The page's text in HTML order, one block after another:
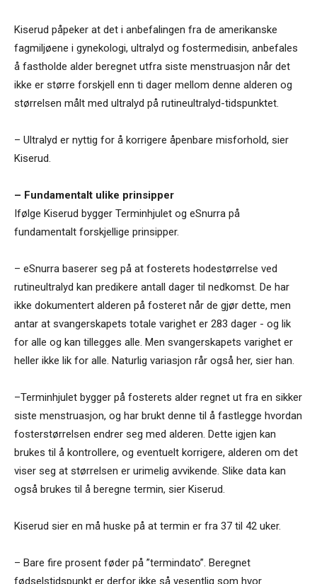
Kiserud påpeker at det i anbefalingen fra de amerikanske
fagmiljøene i gynekologi, ultralyd og fostermedisin, anbefales
å fastholde alder beregnet utfra siste menstruasjon når det
ikke er større forskjell enn ti dager mellom denne alderen og
størrelsen målt med ultralyd på rutineultralyd-tidspunktet.
– Ultralyd er nyttig for å korrigere åpenbare misforhold, sier
Kiserud.
– Fundamentalt ulike prinsipper
Ifølge Kiserud bygger Terminhjulet og eSnurra på
fundamentalt forskjellige prinsipper.
– eSnurra baserer seg på at fosterets hodestørrelse ved
rutineultralyd kan predikere antall dager til nedkomst. De har
ikke dokumentert alderen på fosteret når de gjør dette, men
antar at svangerskapets totale varighet er 283 dager - og lik
for alle og kan tillegges alle. Men svangerskapets varighet er
heller ikke lik for alle. Naturlig variasjon rår også her, sier han.
–Terminhjulet bygger på fosterets alder regnet ut fra en sikker
siste menstruasjon, og har brukt denne til å fastlegge hvordan
fosterstørrelsen endrer seg med alderen. Dette igjen kan
brukes til å kontrollere, og eventuelt korrigere, alderen om det
viser seg at størrelsen er urimelig avvikende. Slike data kan
også brukes til å beregne termin, sier Kiserud.
Kiserud sier en må huske på at termin er fra 37 til 42 uker.
– Bare fire prosent føder på ”termindato”. Beregnet
fødselstidspunkt er derfor ikke så vesentlig som hvor